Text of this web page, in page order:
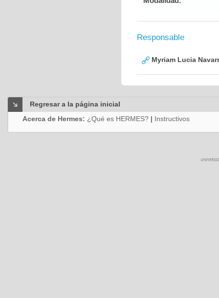
Responsable
Myriam Lucia
Regresar a la página inicial
Acerca de Hermes: ¿Qué es HERMES? | Instructivos